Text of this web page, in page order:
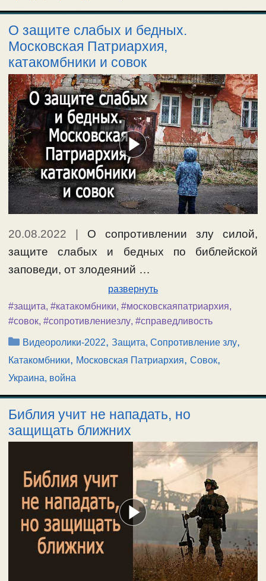
О защите слабых и бедных.
Московская Патриархия,
катакомбники и совок
20.08.2022 | О сопротивлении злу силой,
защите слабых и бедных по библейской
заповеди, от злодеяний …
развернуть
#защита, #катакомбники, #московскаяпатриархия,
#совок, #сопротивлениезлу, #справедливость
Рубрики
Видеоролики-2022,Защита, Сопротивление злу,
Катакомбники, Московская Патриархия, Совок,
Украина, война
Библия учит не нападать, но
защищать ближних